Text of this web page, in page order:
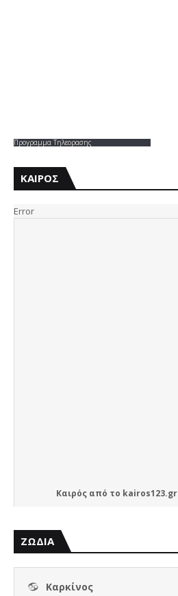
Προγραμμα Τηλεορασης
ΚΑΙΡΟΣ
Καιρόςαπό το kairos123.gr
ΖΩΔΙΑ